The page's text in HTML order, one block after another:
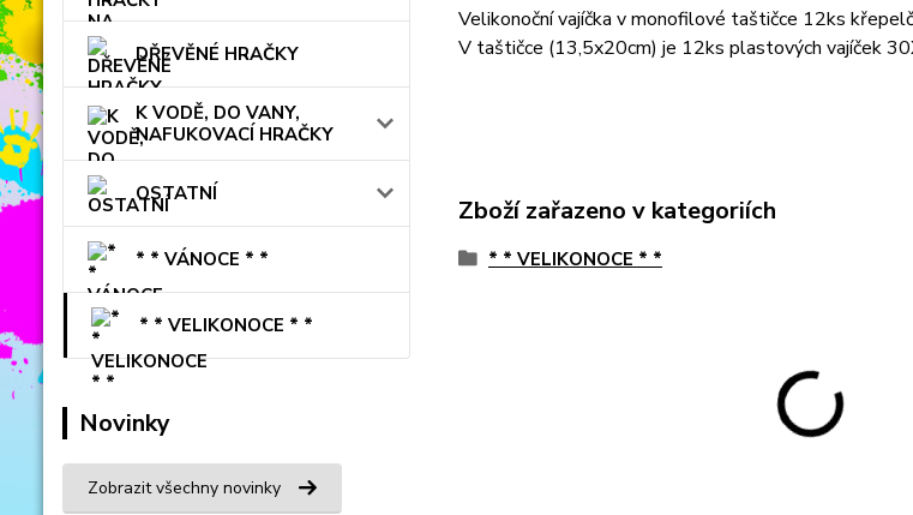
DŘEVĚNÉ HRAČKY
K VODĚ, DO VANY,
NAFUKOVACÍ HRAČKY
OSTATNÍ
* * VÁNOCE * *
* * VELIKONOCE * *
Novinky
Zobrazit všechny novinky
Velikonoční vajíčka v monofilové taštičce 12ks
V taštičce (13,5x20cm) je 12ks plastových vajíček
Zboží zařazeno v kategoriích
* * VELIKONOCE * *